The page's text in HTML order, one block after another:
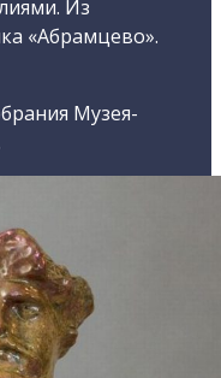
Из
«Абрамцево».
Музея-